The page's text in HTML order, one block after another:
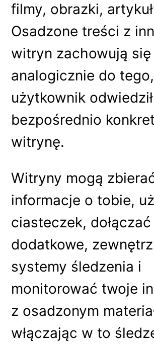
filmy, obrazki,
Osadzone treści z
witryn zachowują się
analogicznie do
użytkownik odwiedził
bezpośrednio
witrynę.
Witryny mogą
informacje o tobie,
ciasteczek, dołączać
dodatkowe,
systemy śledzenia i
monitorować twoje
z osadzonym
włączając w to